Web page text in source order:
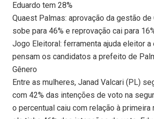
Eduardo tem 28%
Quaest Palmas: aprovação da gestão de
sobe para 46% e reprovação cai para
Jogo Eleitoral: ferramenta ajuda eleitor a
pensam os candidatos a prefeito de
Gênero
Entre as mulheres, Janad Valcari (PL)
com 42% das intenções de voto na
o percentual caiu com relação à primeira